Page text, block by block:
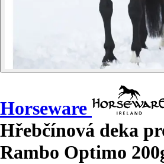
Horseware
Hřebčínová deka
Rambo Optimo